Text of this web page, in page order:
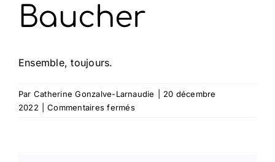
Baucher
Ensemble, toujours.
Par Catherine Gonzalve-Larnaudie
20 décembre
2022
Commentaires ferméssur